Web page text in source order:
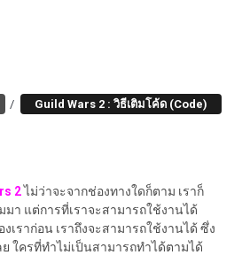
Guild Wars 2 : วิธีเติมโค้ด (Code)
2ไม่ว่าจะจากช่องทางใดก็ตาม เราก็
มา แต่การที่เราจะสามารถใช้งานได้
เราก่อน เราถึงจะสามารถใช้งานได้ ซึ่ง
ใครที่ทำไม่เป็นสามารถทำได้ตามได้